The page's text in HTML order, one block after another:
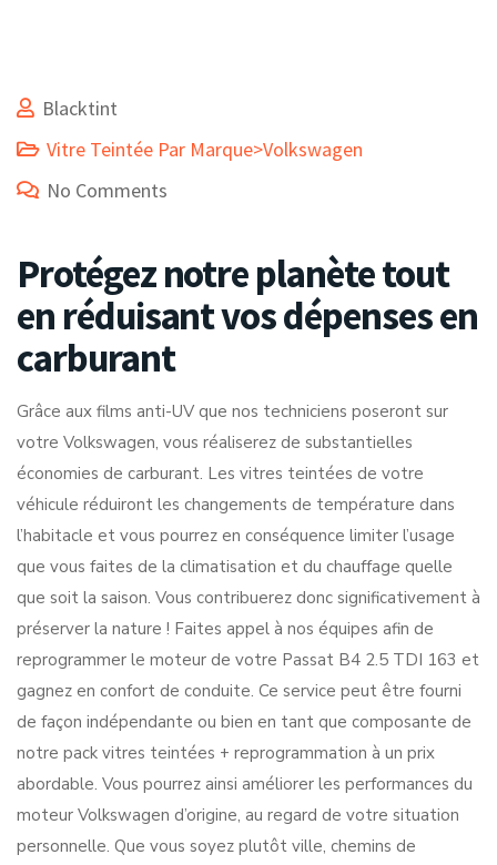
Blacktint
Vitre Teintée Par Marque>Volkswagen
No Comments
Protégez notre planète tout
en réduisant vos dépenses en
carburant
Grâce aux films anti-UV que nos techniciens poseront sur
votre Volkswagen, vous réaliserez de substantielles
économies de carburant. Les vitres teintées de votre
véhicule réduiront les changements de température dans
l’habitacle et vous pourrez en conséquence limiter l’usage
que vous faites de la climatisation et du chauffage quelle
que soit la saison. Vous contribuerez donc significativement à
préserver la nature ! Faites appel à nos équipes afin de
reprogrammer le moteur de votre Passat B4 2.5 TDI 163 et
gagnez en confort de conduite. Ce service peut être fourni
de façon indépendante ou bien en tant que composante de
notre pack vitres teintées + reprogrammation à un prix
abordable. Vous pourrez ainsi améliorer les performances du
moteur Volkswagen d’origine, au regard de votre situation
personnelle. Que vous soyez plutôt ville, chemins de